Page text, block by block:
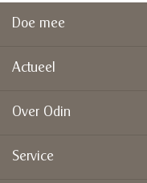
Doe mee
Actueel
Over Odin
Service